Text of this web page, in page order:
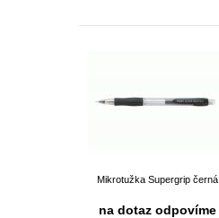
Mikrotužka Supergrip černá
na dotaz odpovíme